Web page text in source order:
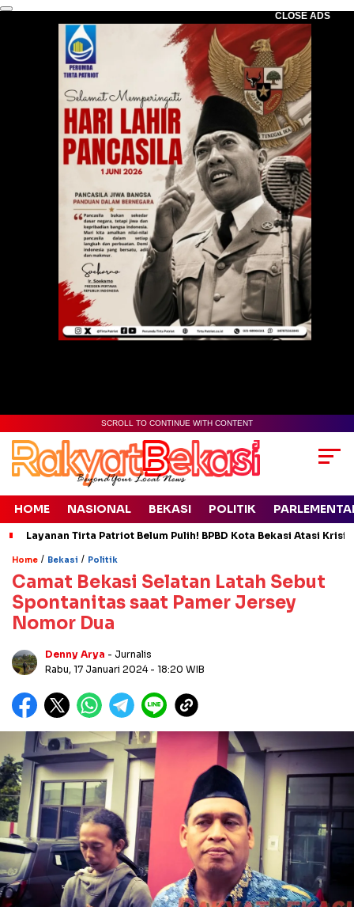
CLOSE ADS
SCROLL TO CONTINUE WITH CONTENT
HOME NASIONAL BEKASI POLITIK
Layanan Tirta Patriot Belum Pulih! BPBD Kota Bekasi Atasi
Home / Bekasi / Politik
Camat Bekasi Selatan Latah Sebut
Spontanitas saat Pamer Jersey
Nomor Dua
Denny Arya - Jurnalis
Rabu, 17 Januari 2024 - 18:20 WIB